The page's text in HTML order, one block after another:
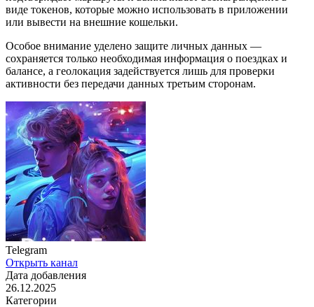
виде токенов, которые можно использовать в приложении
или вывести на внешние кошельки.
Особое внимание уделено защите личных данных —
сохраняется только необходимая информация о поездках и
балансе, а геолокация задействуется лишь для проверки
активности без передачи данных третьим сторонам.
Telegram
Открыть канал
Дата добавления
26.12.2025
Категории